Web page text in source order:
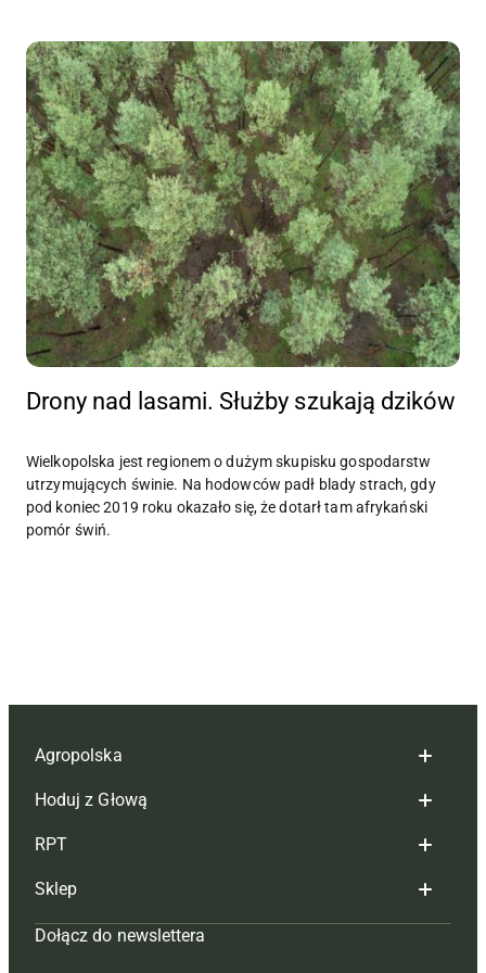
Drony nad lasami. Służby szukają dzików
Wielkopolska jest regionem o dużym skupisku gospodarstw
utrzymujących świnie. Na hodowców padł blady strach, gdy
pod koniec 2019 roku okazało się, że dotarł tam afrykański
pomór świń.
Agropolska
Redakcja
Reklama
Tagi
Mapa serwisu
Hoduj z Głową
Hoduj z głową bydło
Hoduj z głową świnie
Prenumerata
RPT
Redakcja
Prenumerata
Sklep
Czasopisma i prenumerata
Dołącz do newslettera